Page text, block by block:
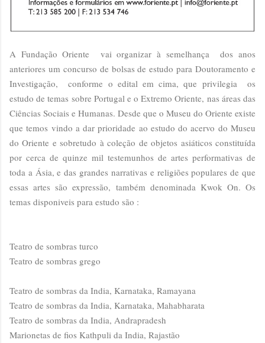
A Fundação Oriente vai organizar à semelhança dos anos
anteriores um concurso de bolsas de estudo para Doutoramento e
Investigação, conforme o edital em cima, que privilegia os
estudo de temas sobre Portugal e o Extremo Oriente, nas áreas das
Ciências Sociais e Humanas. Desde que o Museu do Oriente existe
que temos vindo a dar prioridade ao estudo do acervo do Museu
do Oriente e sobretudo à coleção de objetos asiáticos constituída
por cerca de quinze mil testemunhos de artes performativas de
toda a Ásia, e das grandes narrativas e religiões populares de que
essas artes são expressão, também denominada Kwok On. Os
temas disponiveis para estudo são :
Teatro de sombras turco
Teatro de sombras grego
Teatro de sombras da India, Karnataka, Ramayana
Teatro de sombras da India, Karnataka, Mahabharata
Teatro de sombras da India, Andrapradesh
Marionetas de fios Kathpuli da India, Rajastão